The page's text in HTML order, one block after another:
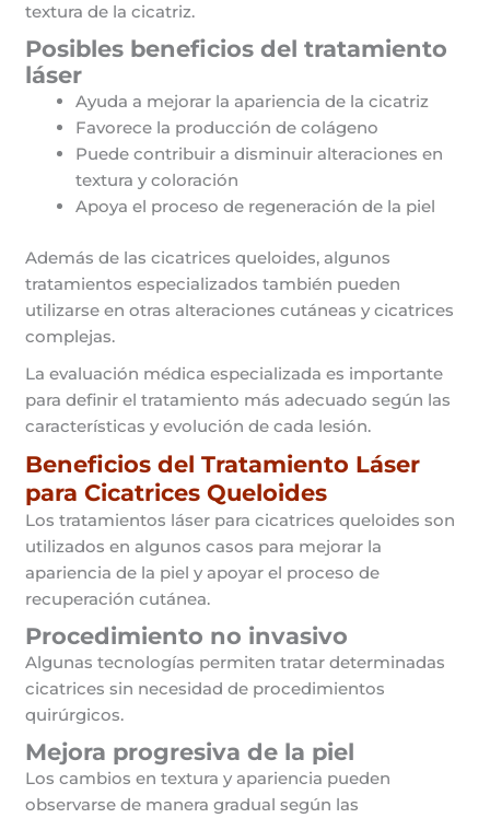
textura de la cicatriz.
Posibles beneficios del tratamiento
láser
Ayuda a mejorar la apariencia de la cicatriz
Favorece la producción de colágeno
Puede contribuir a disminuir alteraciones en
textura y coloración
Apoya el proceso de regeneración de la piel
Además de las cicatrices queloides, algunos
tratamientos especializados también pueden
utilizarse en otras alteraciones cutáneas y cicatrices
complejas.
La evaluación médica especializada es importante
para definir el tratamiento más adecuado según las
características y evolución de cada lesión.
Beneficios del Tratamiento Láser
para Cicatrices Queloides
Los tratamientos láser para cicatrices queloides son
utilizados en algunos casos para mejorar la
apariencia de la piel y apoyar el proceso de
recuperación cutánea.
Procedimiento no invasivo
Algunas tecnologías permiten tratar determinadas
cicatrices sin necesidad de procedimientos
quirúrgicos.
Mejora progresiva de la piel
Los cambios en textura y apariencia pueden
observarse de manera gradual según las